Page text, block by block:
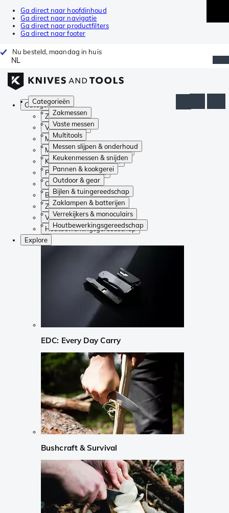
Ga direct naar hoofdinhoud
Ga direct naar navigatie
Ga direct naar productfilters
Ga direct naar footer
Nu besteld, maandag in huis
NL
Categorieën
Zakmessen
Vaste messen
Multitools
Messen slijpen & onderhoud
Keukenmessen & snijden
Pannen & kookgerei
Outdoor & gear
Bijlen & tuingereedschap
Zaklampen & batterijen
Verrekijkers & monoculairs
Houtbewerkingsgereedschap
Categorieën
Zakmessen
Vaste messen
Multitools
Messen slijpen & onderhoud
Keukenmessen & snijden
Pannen & kookgerei
Outdoor & gear
Bijlen & tuingereedschap
Zaklampen & batterijen
Verrekijkers & monoculairs
Houtbewerkingsgereedschap
Explore
EDC: Every Day Carry
Bushcraft & Survival